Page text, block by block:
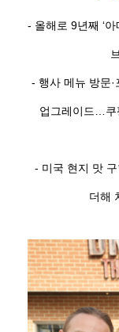
- 올해로 9년째 ‘
- 행사 메뉴 방문
업그레이드…쿠
- 미국 현지 맛
더해